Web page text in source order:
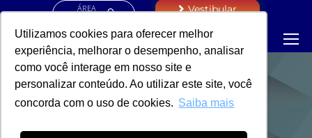
Utilizamos cookies para oferecer melhor
experiência, melhorar o desempenho, analisar
como você interage em nosso site e
personalizar conteúdo. Ao utilizar este site, você
concorda com o uso de cookies. Saiba mais
ÁREA
Vestibular
SECRETARIA